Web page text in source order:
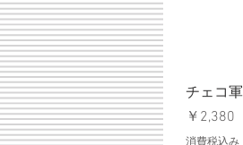
チェコ
価格
￥2,380
消費税込み